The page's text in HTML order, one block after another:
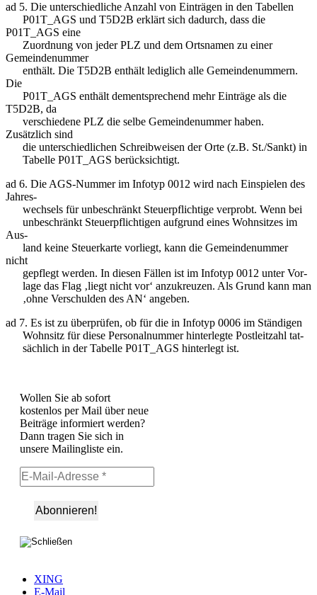
ad 5. Die unterschiedliche Anzahl von Einträgen in den Tabellen
P01T_AGS und T5D2B erklärt sich dadurch, dass die
P01T_AGS eine
Zuordnung von jeder PLZ und dem Ortsnamen zu einer
Gemeindenummer
enthält. Die T5D2B enthält lediglich alle Gemeindenummern.
Die
P01T_AGS enthält dementsprechend mehr Einträge als die
T5D2B, da
verschiedene PLZ die selbe Gemeindenummer haben.
Zusätzlich sind
die unterschiedlichen Schreibweisen der Orte (z.B. St./Sankt) in
Tabelle P01T_AGS berücksichtigt.
ad 6. Die AGS-Nummer im Infotyp 0012 wird nach Einspielen des
Jahres-
wechsels für unbeschränkt Steuerpflichtige verprobt. Wenn bei
unbeschränkt Steuerpflichtigen aufgrund eines Wohnsitzes im
Aus-
land keine Steuerkarte vorliegt, kann die Gemeindenummer
nicht
gepflegt werden. In diesen Fällen ist im Infotyp 0012 unter Vor-
lage das Flag ‚liegt nicht vor‘ anzukreuzen. Als Grund kann man
‚ohne Verschulden des AN‘ angeben.
ad 7. Es ist zu überprüfen, ob für die in Infotyp 0006 im Ständigen
Wohnsitz für diese Personalnummer hinterlegte Postleitzahl tat-
sächlich in der Tabelle P01T_AGS hinterlegt ist.
Wollen Sie ab sofort
kostenlos per Mail über neue
Beiträge informiert werden?
Dann tragen Sie sich in
unsere Mailingliste ein.
XING
E-Mail